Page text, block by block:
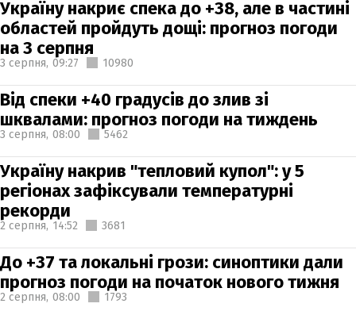
Україну накриє спека до +38, але в частині
областей пройдуть дощі: прогноз погоди
на 3 серпня
3 серпня, 09:27 10980
Від спеки +40 градусів до злив зі
шквалами: прогноз погоди на тиждень
3 серпня, 08:00 5462
Україну накрив "тепловий купол": у 5
регіонах зафіксували температурні
рекорди
2 серпня, 14:52 3681
До +37 та локальні грози: синоптики дали
прогноз погоди на початок нового тижня
2 серпня, 08:00 1793